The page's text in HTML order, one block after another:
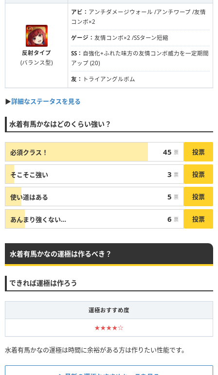
反射タイプ
(バランス型)
アビ： アンチダメージウォール /アンチワープ /友情
コンボ×2
ゲージ： 友情コンボ×2 /SSターン短縮
SS： 自強化+ふれた味方の友情コンボ威力を一定期間
アップ (20)
友： トライアングルボム
▶︎詳細なステータスを見る
水着有馬かなはどのくらい強い？
必須クラス！ 45 票 投票
そこそこ強い 3 票 投票
使い道はある 5 票 投票
あんまり強くない… 6 票 投票
水着有馬かなの運極は作るべき？
できれば運極は作ろう
運極おすすめ度
★★★★☆
水着有馬かなの運極は時間に余裕がある方は作りたい性能です。